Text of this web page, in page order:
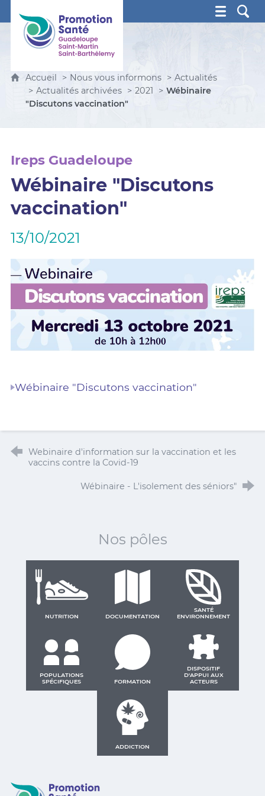
Promotion Santé Guadeloupe, Saint-Martin, Saint
Accueil Nous vous informons
Actualités
Actualités archivées
2021
Wébinaire
"Discutons vaccination"
Ireps Guadeloupe
Wébinaire "Discutons
vaccination"
13/10/2021
Wébinaire "Discutons vaccination"
Webinaire d'information sur la vaccination et les
vaccins contre la Covid-19
Wébinaire - L'isolement des séniors"
Nos pôles
NUTRITION DOCUMENTATION
SANTÉ
ENVIRONNEMENT
POPULATIONS
SPÉCIFIQUES
FORMATION
DISPOSITIF
D'APPUI AUX
ACTEURS
ADDICTION
Promotion Santé Guadeloupe, Saint-Martin, Saint